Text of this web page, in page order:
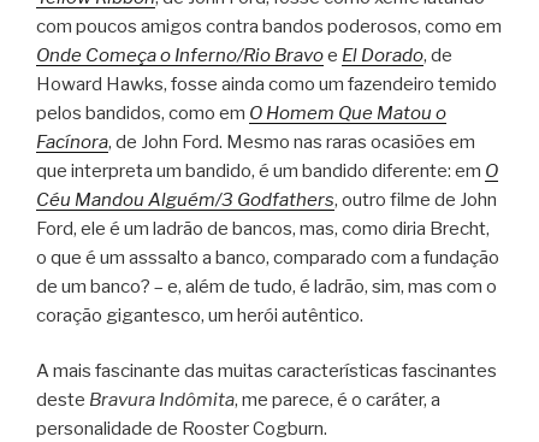
com poucos amigos contra bandos poderosos, como em
Onde Começa o Inferno/Rio Bravoe El Dorado, de
Howard Hawks, fosse ainda como um fazendeiro temido
pelos bandidos, como em O Homem Que Matou o
Facínora, de John Ford. Mesmo nas raras ocasiões em
que interpreta um bandido, é um bandido diferente: em O
Céu Mandou Alguém/3 Godfathers, outro filme de John
Ford, ele é um ladrão de bancos, mas, como diria Brecht,
o que é um asssalto a banco, comparado com a fundação
de um banco? – e, além de tudo, é ladrão, sim, mas com o
coração gigantesco, um herói autêntico.
A mais fascinante das muitas características fascinantes
deste Bravura Indômita, me parece, é o caráter, a
personalidade de Rooster Cogburn.